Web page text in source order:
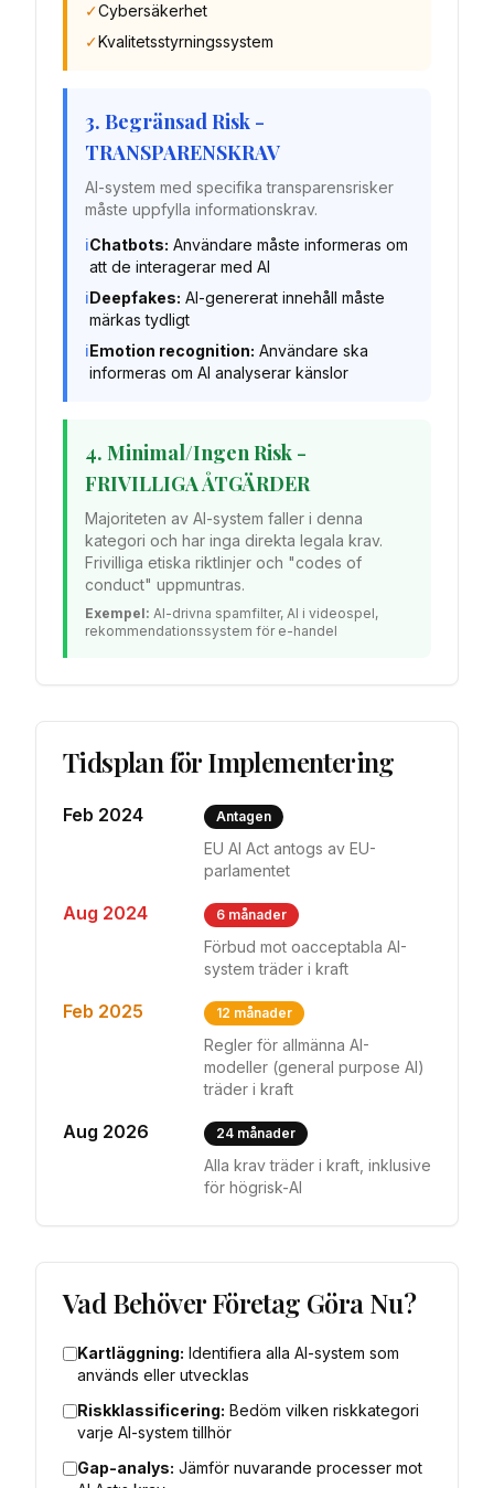
✓Cybersäkerhet
✓Kvalitetsstyrningssystem
3. Begränsad Risk -
TRANSPARENSKRAV
AI-system med specifika transparensrisker
måste uppfylla informationskrav.
ℹ️Chatbots: Användare måste informeras om
att de interagerar med AI
ℹ️Deepfakes: AI-genererat innehåll måste
märkas tydligt
ℹ️Emotion recognition: Användare ska
informeras om AI analyserar känslor
4. Minimal/Ingen Risk -
FRIVILLIGA ÅTGÄRDER
Majoriteten av AI-system faller i denna
kategori och har inga direkta legala krav.
Frivilliga etiska riktlinjer och "codes of
conduct" uppmuntras.
Exempel: AI-drivna spamfilter, AI i videospel,
rekommendationssystem för e-handel
Tidsplan för Implementering
Feb 2024 Antagen
EU AI Act antogs av EU-
parlamentet
Aug 2024 6 månader
Förbud mot oacceptabla AI-
system träder i kraft
Feb 2025 12 månader
Regler för allmänna AI-
modeller (general purpose AI)
träder i kraft
Aug 2026 24 månader
Alla krav träder i kraft, inklusive
för högrisk-AI
Vad Behöver Företag Göra Nu?
Kartläggning: Identifiera alla AI-system som
används eller utvecklas
Riskklassificering: Bedöm vilken riskkategori
varje AI-system tillhör
Gap-analys: Jämför nuvarande processer mot